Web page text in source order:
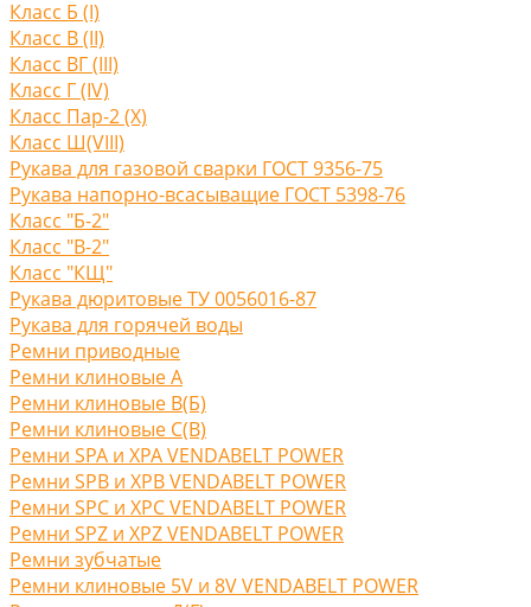
Класс Б (I)
Класс В (II)
Класс ВГ (III)
Класс Г (IV)
Класс Пар-2 (X)
Класс Ш(VIII)
Рукава для газовой сварки ГОСТ 9356-75
Рукава напорно-всасыващие ГОСТ 5398-76
Класс "Б-2"
Класс "В-2"
Класс "КЩ"
Рукава дюритовые ТУ 0056016-87
Рукава для горячей воды
Ремни приводные
Ремни клиновые A
Ремни клиновые В(Б)
Ремни клиновые С(B)
Ремни SPA и XPA VENDABELT POWER
Ремни SPB и XPB VENDABELT POWER
Ремни SPC и XPC VENDABELT POWER
Ремни SPZ и XPZ VENDABELT POWER
Ремни зубчатые
Ремни клиновые 5V и 8V VENDABELT POWER